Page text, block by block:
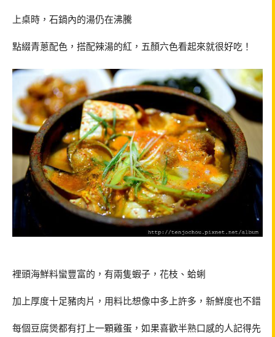
上桌時，石鍋內的湯仍在沸騰
點綴青蔥配色，搭配辣湯的紅，五顏六色看起來就很好吃！
裡頭海鮮料蠻豐富的，有兩隻蝦子，花枝、蛤蜊
加上厚度十足豬肉片，用料比想像中多上許多，新鮮度也不錯
每個豆腐煲都有打上一顆雞蛋，如果喜歡半熟口感的人記得先